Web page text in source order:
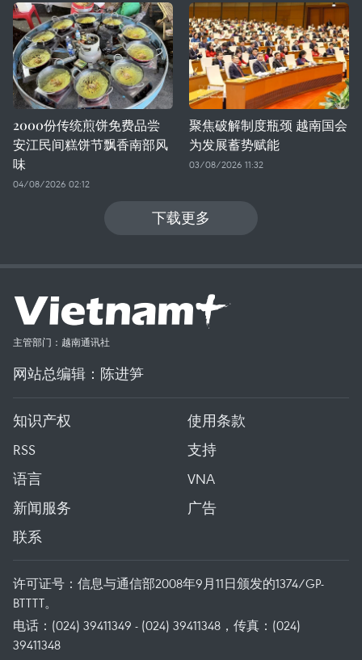
2000份传统煎饼免费品尝
安江民间糕饼节飘香南部风
味
04/08/2026 02:12
聚焦破解制度瓶颈 越南国会
为发展蓄势赋能
03/08/2026 11:32
下载更多
主管部门：越南通讯社
网站总编辑：陈进笋
知识产权
使用条款
RSS
支持
语言
VNA
新闻服务
广告
联系
许可证号：信息与通信部2008年9月11日颁发的1374/GP-
BTTTT。
电话：(024) 39411349 - (024) 39411348，传真：(024)
39411348